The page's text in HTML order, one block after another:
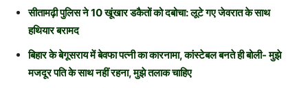
सीतामढ़ी पुलिस ने 10 खूंखार डकैतों को दबोचा: लूटे गए जेवरात के साथ
हथियार बरामद
बिहार के बेगूसराय में बेवफा पत्नी का कारनामा, कांस्टेबल बनते ही बोली- मुझे
मजदूर पति के साथ नहीं रहना, मुझे तलाक चाहिए